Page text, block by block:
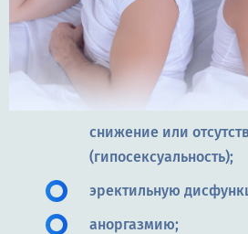
снижение или
(гипосексуальность);
эректильную
аноргазмию;